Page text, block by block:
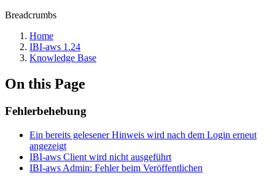
Breadcrumbs
Home
IBI-aws 1.24
Knowledge Base
On this Page
Fehlerbehebung
Ein bereits gelesener Hinweis wird nach dem Login erneut
angezeigt
IBI-aws Client wird nicht ausgeführt
IBI-aws Admin: Fehler beim Veröffentlichen